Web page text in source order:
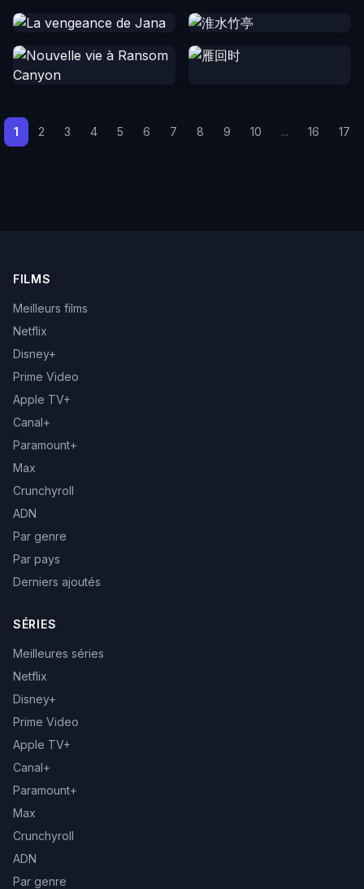
1 2 3 4 5 6 7 8 9 10 ... 16 17
FILMS
Meilleurs films
Netflix
Disney+
Prime Video
Apple TV+
Canal+
Paramount+
Max
Crunchyroll
ADN
Par genre
Par pays
Derniers ajoutés
SÉRIES
Meilleures séries
Netflix
Disney+
Prime Video
Apple TV+
Canal+
Paramount+
Max
Crunchyroll
ADN
Par genre